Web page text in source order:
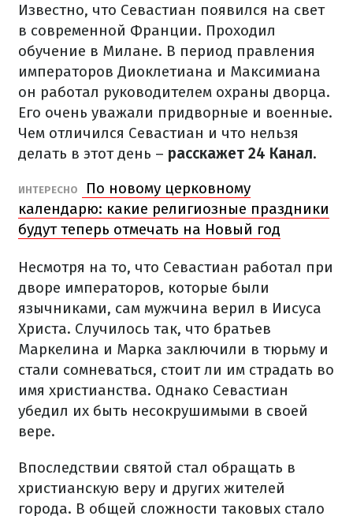
Известно, что Севастиан появился на свет
в современной Франции. Проходил
обучение в Милане. В период правления
императоров Диоклетиана и Максимиана
он работал руководителем охраны дворца.
Его очень уважали придворные и военные.
Чем отличился Севастиан и что нельзя
делать в этот день – расскажет 24 Канал.
ИНТЕРЕСНО
По новому церковному
календарю: какие религиозные праздники
будут теперь отмечать на Новый год
Несмотря на то, что Севастиан работал при
дворе императоров, которые были
язычниками, сам мужчина верил в Иисуса
Христа. Случилось так, что братьев
Маркелина и Марка заключили в тюрьму и
стали сомневаться, стоит ли им страдать во
имя христианства. Однако Севастиан
убедил их быть несокрушимыми в своей
вере.
Впоследствии святой стал обращать в
христианскую веру и других жителей
города. В общей сложности таковых стало